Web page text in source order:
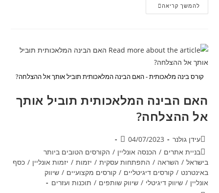
להמשך קריאההאם
התעשרות
הספר
'מדע
ההתעשרות'
קורס בינה מלאכותית - האם הבינה המלאכותית תוביל אותך אל ההצלחה?
האם הבינה המלאכותית תוביל אותך
אל ההצלחה?
מחבר:
עידן גולנר פורסם:
04/07/2023
קטגוריה:
בניית אתרים / הכנסה אונליין / הקורסים הטובים ביותר
בישראל / השראה / התפתחות עסקית / יזמות / יזמות אונליין / כסף
באינטרנט / קורסים דיגיטליים / קורסים מקצועיים / שיווק
אונליין / שיווק דיגיטלי / שיווק שותפים / תוכנות ועזרים